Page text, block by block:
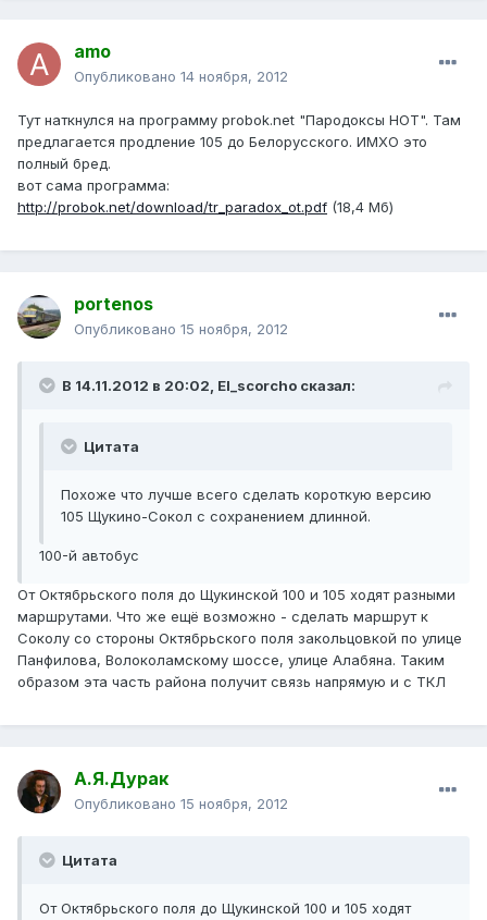
amo
Опубликовано 14 ноября, 2012
Тут наткнулся на программу probok.net "Пародоксы НОТ". Там
предлагается продление 105 до Белорусского. ИМХО это
полный бред.
вот сама программа:
http://probok.net/download/tr_paradox_ot.pdf (18,4 Мб)
portenos
Опубликовано 15 ноября, 2012
В 14.11.2012 в 20:02, El_scorcho сказал:
Цитата
Похоже что лучше всего сделать короткую версию
105 Щукино-Сокол с сохранением длинной.
100-й автобус
От Октябрьского поля до Щукинской 100 и 105 ходят разными
маршрутами. Что же ещё возможно - сделать маршрут к
Соколу со стороны Октябрьского поля закольцовкой по улице
Панфилова, Волоколамскому шоссе, улице Алабяна. Таким
образом эта часть района получит связь напрямую и с ТКЛ
А.Я.Дурак
Опубликовано 15 ноября, 2012
Цитата
От Октябрьского поля до Щукинской 100 и 105 ходят